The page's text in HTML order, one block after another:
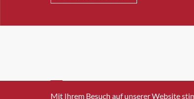
INFO@SWISSICT.CH
Mit Ihrem Besuch auf unserer Website